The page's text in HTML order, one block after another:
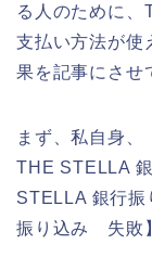
る人のために
支払い方法が使
果を記事にさせ
まず、私自身
THE STELLA
STELLA 銀行
振り込み 失敗